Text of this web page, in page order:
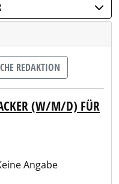
REDAKTION
(W/M/D) FÜR
Angabe